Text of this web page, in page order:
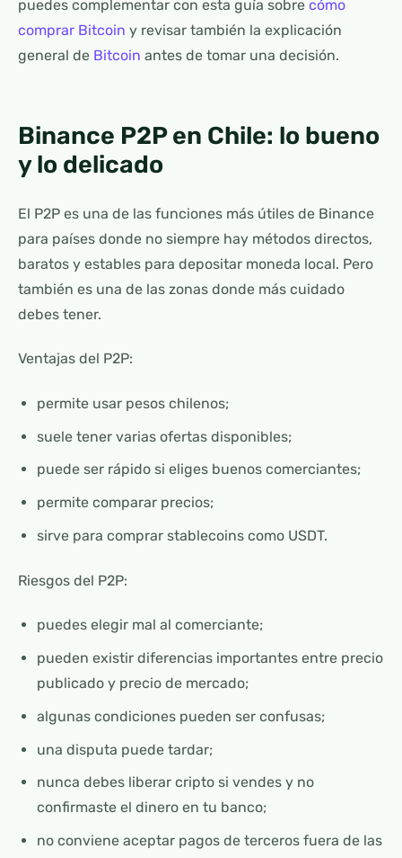
puedes complementar con esta guía sobre cómo
comprar Bitcoin y revisar también la explicación
general de Bitcoin antes de tomar una decisión.
Binance P2P en Chile: lo bueno
y lo delicado
El P2P es una de las funciones más útiles de Binance
para países donde no siempre hay métodos directos,
baratos y estables para depositar moneda local. Pero
también es una de las zonas donde más cuidado
debes tener.
Ventajas del P2P:
permite usar pesos chilenos;
suele tener varias ofertas disponibles;
puede ser rápido si eliges buenos comerciantes;
permite comparar precios;
sirve para comprar stablecoins como USDT.
Riesgos del P2P:
puedes elegir mal al comerciante;
pueden existir diferencias importantes entre precio
publicado y precio de mercado;
algunas condiciones pueden ser confusas;
una disputa puede tardar;
nunca debes liberar cripto si vendes y no
confirmaste el dinero en tu banco;
no conviene aceptar pagos de terceros fuera de las